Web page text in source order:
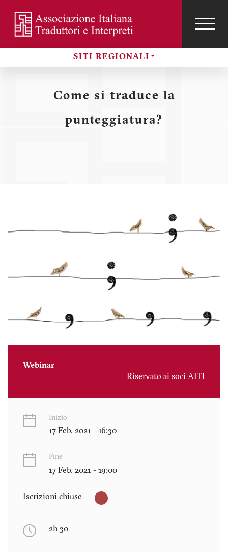
contenuto
principale
SITI REGIONALI
Menu
profilo
utente
Come si traduce la
punteggiatura?
Webinar
Riservato ai soci AITI
Inizio
17 Feb. 2021 - 16:30
Fine
17 Feb. 2021 - 19:00
Iscrizioni chiuse
2h 30